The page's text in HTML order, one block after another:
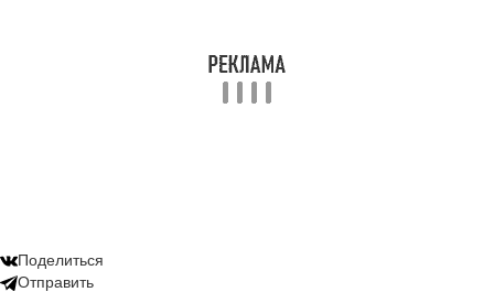
Поделиться
Отправить